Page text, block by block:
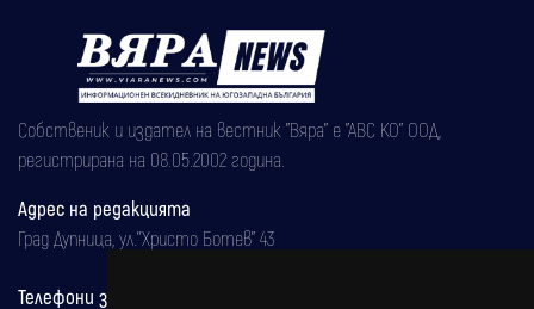
Собственик и издател на вестник "Вяра" е "АВС КО" ООД,
регистрирана на 08.05.2002 година.
Адрес на редакцията
Град Дупница, ул.''Христо Ботев" 43
Телефони за реклама и абонаменти